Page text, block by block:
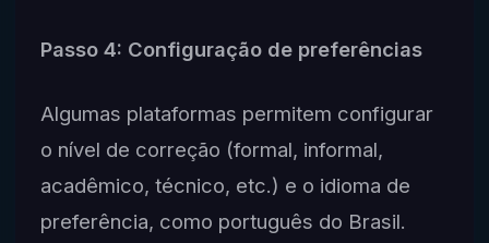
Passo 4: Configuração de preferências
Algumas plataformas permitem configurar
o nível de correção (formal, informal,
acadêmico, técnico, etc.) e o idioma de
preferência, como português do Brasil.